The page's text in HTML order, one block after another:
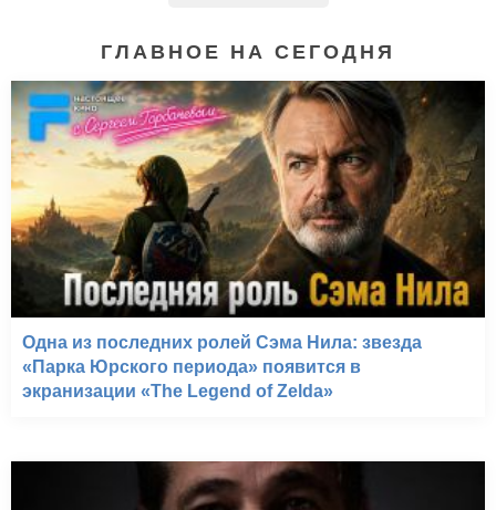
ГЛАВНОЕ НА СЕГОДНЯ
Одна из последних ролей Сэма Нила: звезда
«Парка Юрского периода» появится в
экранизации «The Legend of Zelda»